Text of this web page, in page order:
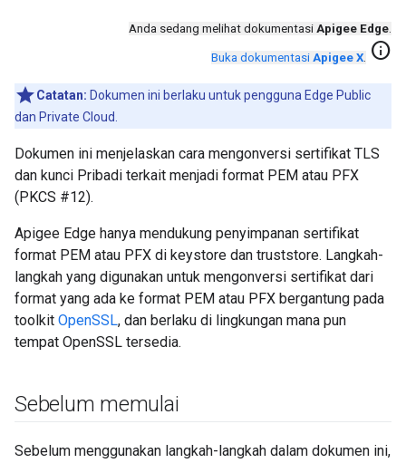
Anda sedang melihat dokumentasi Apigee Edge.
Buka dokumentasi Apigee X. info
Catatan: Dokumen ini berlaku untuk pengguna Edge Public
dan Private Cloud.
Dokumen ini menjelaskan cara mengonversi sertifikat TLS
dan kunci Pribadi terkait menjadi format PEM atau PFX
(PKCS #12).
Apigee Edge hanya mendukung penyimpanan sertifikat
format PEM atau PFX di keystore dan truststore. Langkah-
langkah yang digunakan untuk mengonversi sertifikat dari
format yang ada ke format PEM atau PFX bergantung pada
toolkit OpenSSL, dan berlaku di lingkungan mana pun
tempat OpenSSL tersedia.
Sebelum memulai
Sebelum menggunakan langkah-langkah dalam dokumen ini,